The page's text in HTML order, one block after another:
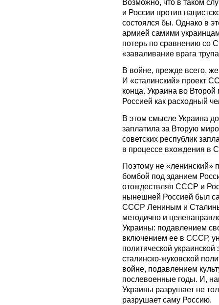
Возможно, что в таком
и России против
состоялся бы. Однако в
армией самими
потерь по сравнению со
«заваливание врага
В войне, прежде всего,
И «сталинский» проект
конца. Украина во
Россией как расходный
В этом смысле Украина
заплатила за Вторую
советских республик
в процессе вхождения в
Поэтому не
бомбой под зданием
отождествляя СССР и
нынешней Россией был
СССР Лениным и
методично и
Украины: подавлением
включением ее в СССР,
политической
сталинско-жуковской
войне, подавлением
послевоенные годы. И,
Украины разрушает не
разрушает саму Россию.